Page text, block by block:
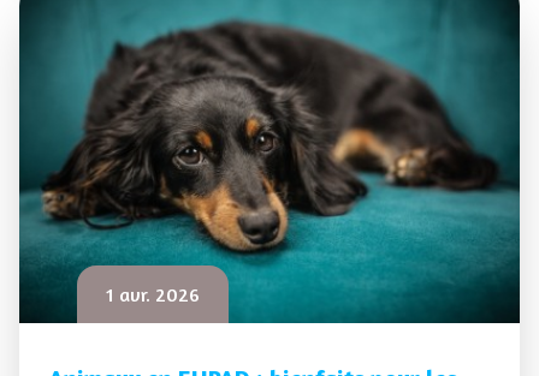
1 avr. 2026